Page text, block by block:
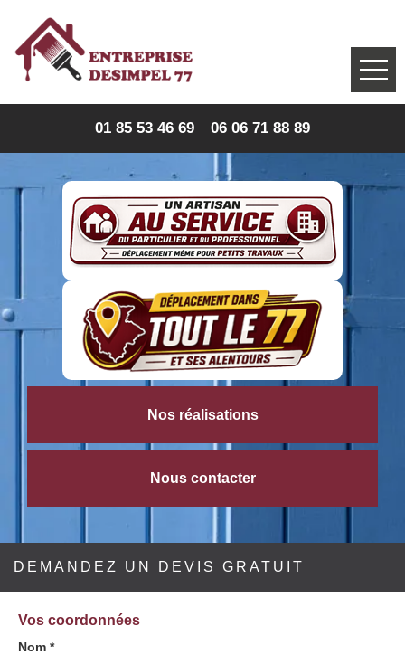
01 85 53 46 69 06 06 71 88 89
Nos réalisations
Nous contacter
DEMANDEZ UN DEVIS GRATUIT
Vos coordonnées
Nom *